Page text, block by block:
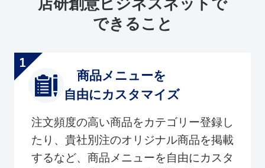
店研創意ビジネスネットで
できること
商品メニューを
自由にカスタマイズ
注文頻度の高い商品をカテゴリー登録し
たり、貴社別注のオリジナル商品を掲載
するなど、商品メニューを自由にカスタ